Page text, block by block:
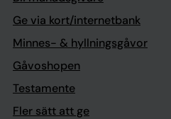
Ge via kort/internetbank
Minnes- & hyllningsgåvor
Gåvoshopen
Testamente
Fler sätt att ge